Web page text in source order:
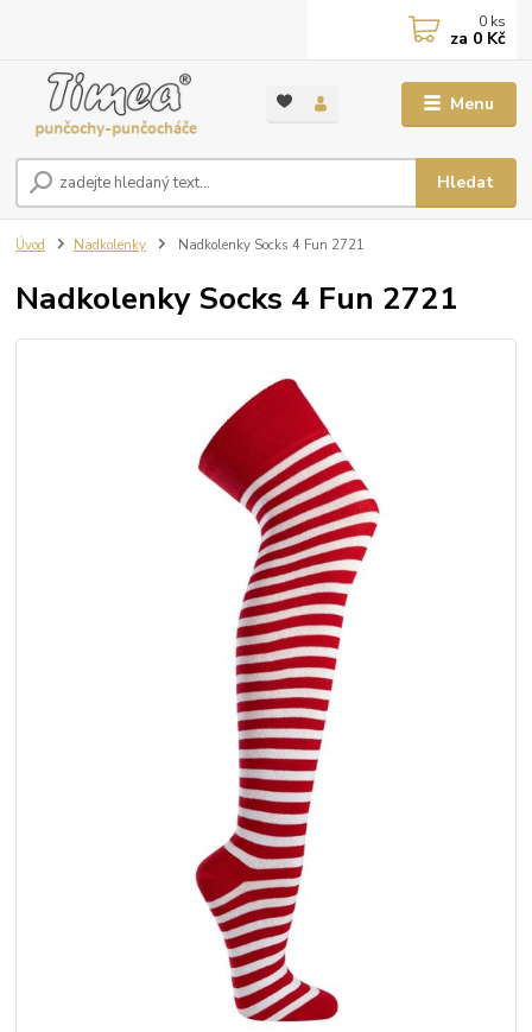
Menu
Hledat
0 ks
za 0 Kč
Úvod Nadkolenky Nadkolenky Socks 4 Fun 2721
Nadkolenky Socks 4 Fun 2721